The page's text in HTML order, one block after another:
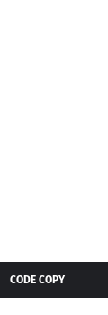
CODE COPY